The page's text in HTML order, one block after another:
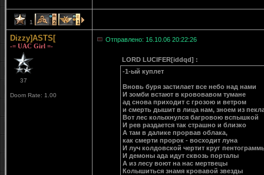
1 2 1
Dizzy]ASTS[
-= UAC Girl =-
37
Doom Rate: 1.00
Отправлено: 16.10.06 20:22:26
LORD LUCIFER[iddqd] :
-1-ый куплет
Вновь буря застилает все небо над нами
И зомби встают в крововавом тумане
ад снова приходит с грозою и ветром
и смерть дышит в лица нам, зноем из
Вот лес колыхнулся багровою вспышкой
И рев раздается так страшно и близко
А там в далике прорвав облака,
как смерти пророк - восходит луна
И луч колдовской чертит круг
И демоны ада идут сквозь порталы
А из лесу воют на нас мертвецы
Колышиться знамя кровавой звезды